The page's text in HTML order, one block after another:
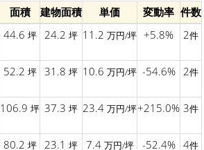
面積 建物面積 単価 変動率 件数
44.6 坪 24.2 坪 11.2 万円/坪 +5.8% 2件
52.2 坪 31.8 坪 10.6 万円/坪 -54.6% 2件
106.9 坪 37.3 坪 23.4 万円/坪+215.0% 3件
80.2 坪 23.1 坪 7.4 万円/坪 -52.4% 4件